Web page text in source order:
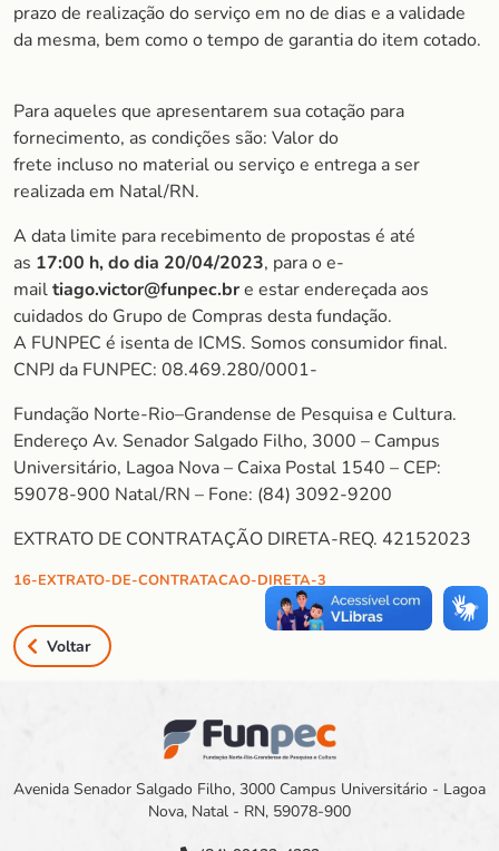
prazo de realização do serviço em no de dias e a validade
da mesma, bem como o tempo de garantia do item cotado.
Para aqueles que apresentarem sua cotação para
fornecimento, as condições são: Valor do
frete incluso no material ou serviço e entrega a ser
realizada em Natal/RN.
A data limite para recebimento de propostas é até
as 17:00 h, do dia 20/04/2023, para o e-
mailtiago.victor@funpec.bre estar endereçada aos
cuidados do Grupo de Compras desta fundação.
A FUNPEC é isenta de ICMS. Somos consumidor final.
CNPJ da FUNPEC: 08.469.280/0001-
Fundação Norte-Rio–Grandense de Pesquisa e Cultura.
Endereço Av. Senador Salgado Filho, 3000 – Campus
Universitário, Lagoa Nova – Caixa Postal 1540 – CEP:
59078-900 Natal/RN – Fone: (84) 3092-9200
EXTRATO DE CONTRATAÇÃO DIRETA-REQ. 42152023
16-EXTRATO-DE-CONTRATACAO-DIRETA-3
Voltar
Avenida Senador Salgado Filho, 3000 Campus Universitário - Lagoa
Nova, Natal - RN, 59078-900